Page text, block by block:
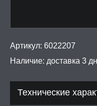
для орального секса
ДЛЯ
Артикул: 6022207
Наличие: доставка 3
Технические